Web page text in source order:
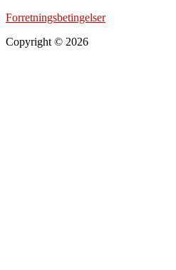
Forretningsbetingelser
Copyright © 2026